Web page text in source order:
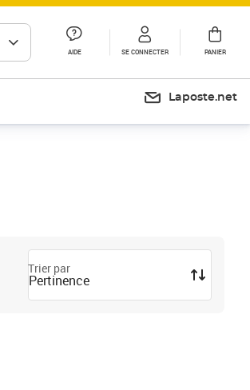
AIDE SE CONNECTER PANIER
Laposte.net
Trier par
Pertinence